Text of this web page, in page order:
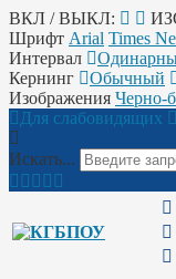
ВКЛ / ВЫКЛ:
Шрифт Arial Times
Интервал
Кернинг
Обычный
Изображения Черно-
Для слабовидящих
Искать...